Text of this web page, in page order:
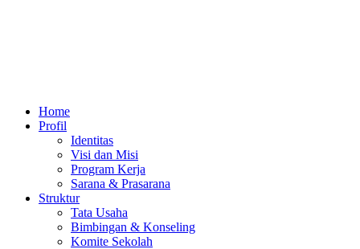
Home
Profil
Identitas
Visi dan Misi
Program Kerja
Sarana & Prasarana
Struktur
Tata Usaha
Bimbingan & Konseling
Komite Sekolah